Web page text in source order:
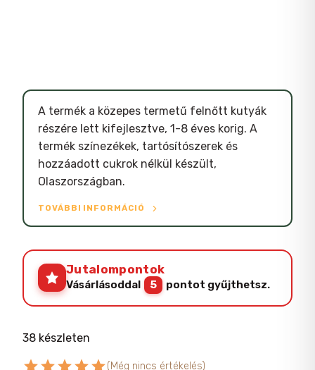
(Még nincs értékelés)
A termék a közepes termetű felnőtt kutyák
részére lett kifejlesztve, 1-8 éves korig. A
termék színezékek, tartósítószerek és
hozzáadott cukrok nélkül készült,
Olaszországban.
TOVÁBBI INFORMÁCIÓ
Jutalompontok
Vásárlásoddal 5 pontot gyűjthetsz.
38 készleten